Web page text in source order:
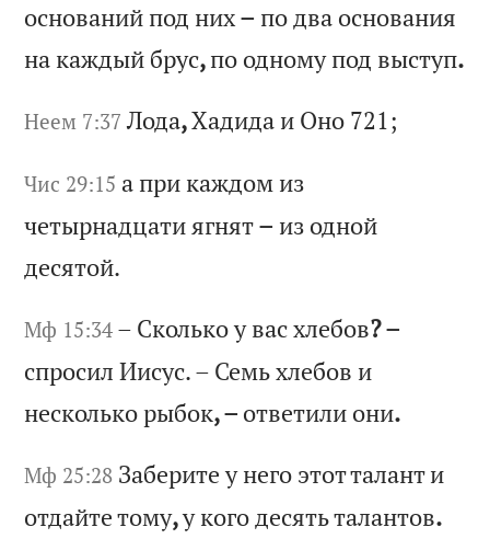
оснований под них– подва основания
на каждый брус,по одномупод выступ.
Неем 7:37 Лода,Хадида и Оно 721;
Чис 29:15 а при каждом из
четырнадцатиягнят– из одной
десятой.
Мф 15:34 – Сколькоувасхлебов? –
спросилИисус.– Семьхлебов и
несколькорыбок, – ответили они.
Мф 25:28 Заберитеунего этотталанти
отдайтетому,укого десятьталантов.